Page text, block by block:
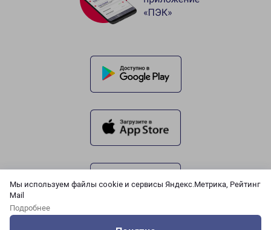
Мы используем файлы cookie и сервисы Яндекс.Метрика, Рейтинг
Mail
Подробнее